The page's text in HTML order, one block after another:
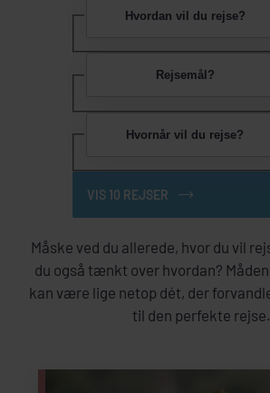
Hvordan vil du rejse?
Rejsemål?
Hvornår vil du rejse?
VIS 10 REJSER
Måske ved du allerede, hvor du vil
du også tænkt over hvordan?
kan være lige netop dét, der
til den perfekte rejse.